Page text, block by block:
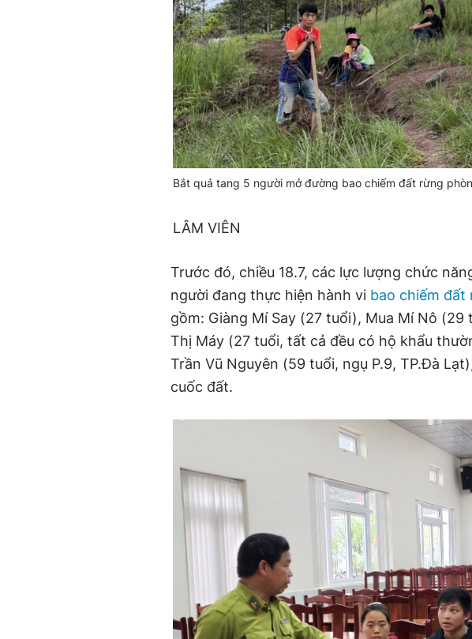
Bắt quả tang 5 người mở đường bao chiếm đất rừng
LÂM VIÊN
Trước đó, chiều 18.7, các lực lượng chức
người đang thực hiện hành vi bao chiếm đất
gồm: Giàng Mí Say (27 tuổi), Mua Mí Nô
Thị Máy (27 tuổi, tất cả đều có hộ khẩu
Trần Vũ Nguyên (59 tuổi, ngụ P.9, TP.Đà
cuốc đất.